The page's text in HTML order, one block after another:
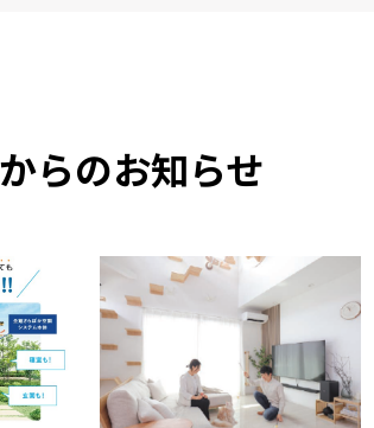
らのお知らせ